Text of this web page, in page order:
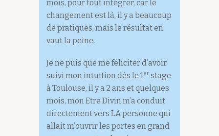
mois, pour tout intégrer, car le
changement est là, il y a beaucoup
de pratiques, mais le résultat en
vaut la peine.
Je ne puis que me féliciter d’avoir
suivi mon intuition dès le 1er stage
à Toulouse, il y a 2 ans et quelques
mois, mon Etre Divin m’a conduit
directement vers LA personne qui
allait m’ouvrir les portes en grand